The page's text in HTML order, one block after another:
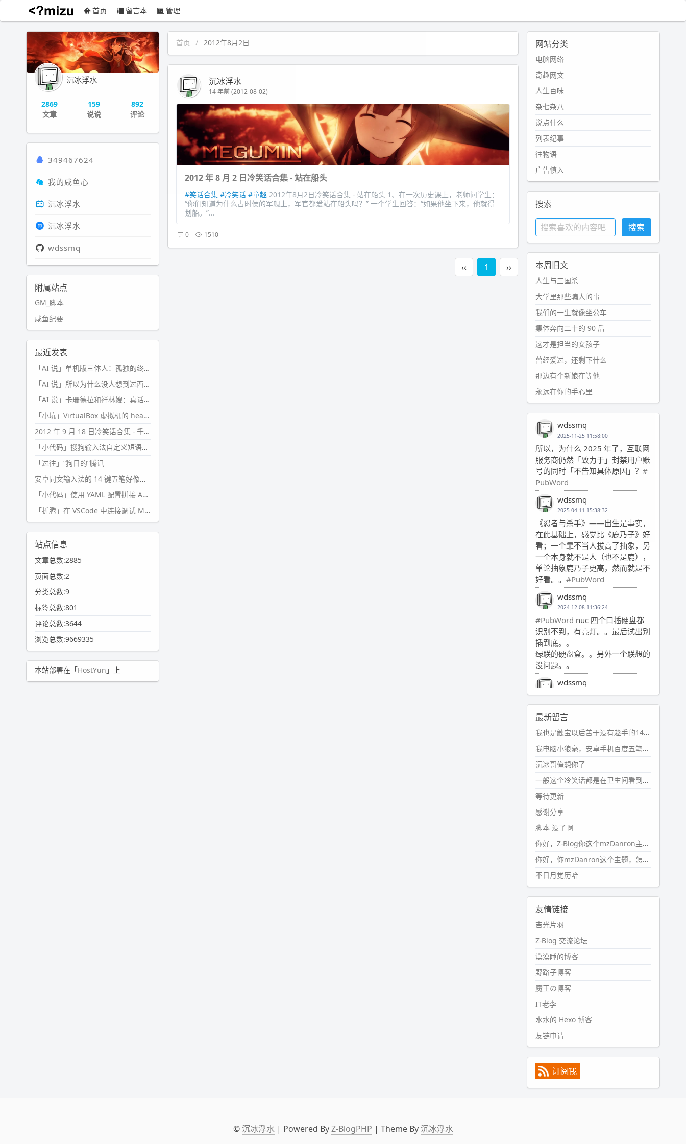
沉冰浮水 首页 留言本 管理
首页 2012年8月2日
沉冰浮水
14 年前 (2012-08-02)
2012 年 8 月 2 日冷笑话合集 - 站在船头
#笑话合集 #冷笑话 #童趣 2012年8月2日冷笑话合集 - 站在船头 1、在一次历史课上，老师问学生：
“你们知道为什么古时侯的军舰上，军官都爱站在船头吗？” 一个学生回答：“如果他坐下来，他就得
划船。”...
0 1510
‹‹ 1 ››
沉冰浮水
2869
文章
159
说说
892
评论
349467624
我的咸鱼心
沉冰浮水
沉冰浮水
wdssmq
附属站点
GM_脚本
咸鱼纪要
最近发表
「AI 说」单机版三体人：孤独的终极形态
「AI 说」所以为什么没人想到过西西弗斯的膝盖状态？
「AI 说」卡珊德拉和祥林嫂：真话者的悲剧
「小坑」VirtualBox 虚拟机的 headless 启动方式
2012 年 9 月 18 日冷笑话合集 - 千万别惹女人
「小代码」搜狗输入法自定义短语分片管理「Python」
「过往」“狗日的”腾讯
安卓同文输入法的 14 键五笔好像终于能用了?
「小代码」使用 YAML 配置拼接 AI 提示词，随机及条件语句
「折腾」在 VSCode 中连接调试 Microsoft Edge
站点信息
文章总数:2885
页面总数:2
分类总数:9
标签总数:801
评论总数:3644
浏览总数:9669335
本站部署在「HostYun 」上
网站分类
电脑网络
奇趣网文
人生百味
杂七杂八
说点什么
列表纪事
往物语
广告慎入
搜索
本周旧文
人生与三国杀
大学里那些骗人的事
我们的一生就像坐公车
集体奔向二十的 90 后
这才是担当的女孩子
曾经爱过，还剩下什么
那边有个新娘在等他
永远在你的手心里
wdssmq
2025-11-25 11:58:00
所以，为什么 2025 年了，互联网
服务商仍然「致力于」封禁用户账
号的同时「不告知具体原因」？ #
PubWord
wdssmq
2025-04-11 15:38:32
《忍者与杀手》——出生是事实，
在此基础上，感觉比《鹿乃子》好
看；一个靠不当人拔高了抽象，另
一个本身就不是人（也不是鹿），
单论抽象鹿乃子更高，然而就是不
好看。。 #PubWord
wdssmq
2024-12-08 11:36:24
#PubWord nuc 四个口插硬盘都
识别不到，有亮灯。。最后试出别
插到底。。
绿联的硬盘盒。。另外一个联想的
没问题。。
wdssmq
2024-11-19 17:31:51
#PubWord近期观影记录：超级
马里奥，死侍与金刚狼。。
wdssmq
2024-10-08 10:12:25
#PubWord搬家也告一段落，虽
然搬过来的东西还得归置，新衣柜
虽说已经散俩月味儿了，但还是不
想放衣服进去。
wdssmq
2024-09-23 21:00:49
#PubWord
一次？？碎雨集_沉冰浮水_第1页
https://www.wdssmq.com/ta
g/%E7%A2%8E%E9%9B%A8%E
9%9B%86/
wdssmq
2024-09-23 20:58:40
话，2024 年目前只发了 13 条
嘟？？？？
wdssmq
2024-09-15 10:32:07
#PubWordVSCode 内 git 操作卡
住的时候没办法主动取消一直是个
痛点，一般都是推送或拉取，今天
连提交都卡了。。
wdssmq
#PubWord又一个夏天过去了，
所以今年也没买防水鞋套；然后天
凉了，为了应对踢被子买了睡袋，
不知道 1.2 米会不会略窄。。
最新留言
我也是触宝以后苦于没有趁手的14键五笔键盘久矣上面那位兄台用的百度双键点划布局我也用过很久，那个皮肤做得很粗糙，个别键位的触发区域是错位的，快速打字时很容易出错，修改它的皮肤文件校正后勉强能用，但早年出的皮肤分辨率太低，实在谈不上美观。百度小米定制版的商店里有一个"小黑板"皮肤还不错(百度官方输入法商店里没有)，但那个风格我不喜欢这两天找到了一个叫"森林集"的公众号，开发了海量的皮肤，很多都有14键版本，付费但很便宜，几块钱，终于有自己满意的输入法了搜了一下，这个工作室还是百度的官方合作伙伴，不知道为什么14键作品都不在官方商店上架，难道是百度官方在刻意放弃14键？
我电脑小狼毫，安卓手机百度五笔，皮肤用的双键点划，挺好的。
沉冰哥俺想你了
一般这个冷笑话都是在卫生间看到的多
等待更新
感谢分享
脚本 没了啊
你好，Z-Blog你这个mzDanron主题，怎么去除文章标题图像和文章摘要，仅显示标题，感谢回复！
你好，你mzDanron这个主题，怎么去除文章标题的图像和文章摘要！仅显示标题，感谢回复解决！
不日月觉历哈
友情链接
吉光片羽
Z-Blog 交流论坛
漠漠睡的博客
野路子博客
魔王の博客
IT老李
水水的 Hexo 博客
友链申请
© 沉冰浮水| Powered ByZ-BlogPHP | Theme By 沉冰浮水